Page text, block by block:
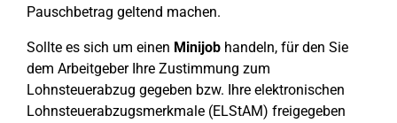
Pauschbetrag geltend machen.
Sollte es sich um einen Minijob handeln, für den Sie
dem Arbeitgeber Ihre Zustimmung zum
Lohnsteuerabzug gegeben bzw. Ihre elektronischen
Lohnsteuerabzugsmerkmale (ELStAM) freigegeben